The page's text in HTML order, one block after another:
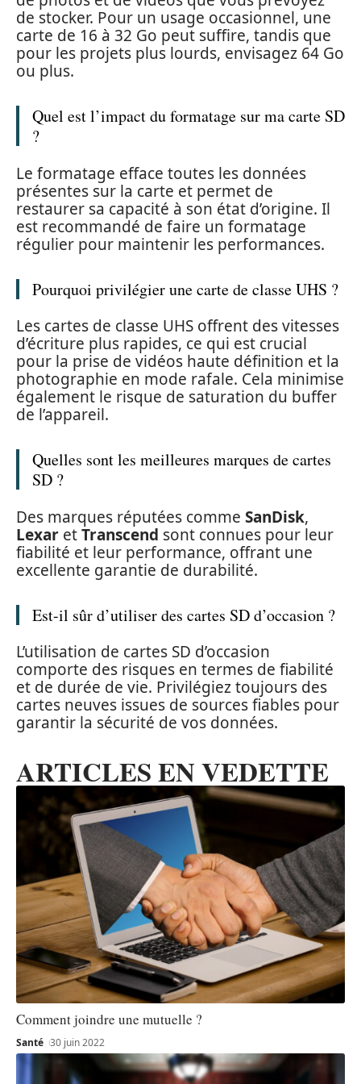
de stocker. Pour un usage occasionnel, une
carte de 16 à 32 Go peut suffire, tandis que
pour les projets plus lourds, envisagez 64 Go
ou plus.
Quel est l’impact du formatage sur ma carte SD
?
Le formatage efface toutes les données
présentes sur la carte et permet de
restaurer sa capacité à son état d’origine. Il
est recommandé de faire un formatage
régulier pour maintenir les performances.
Pourquoi privilégier une carte de classe UHS ?
Les cartes de classe UHS offrent des vitesses
d’écriture plus rapides, ce qui est crucial
pour la prise de vidéos haute définition et la
photographie en mode rafale. Cela minimise
également le risque de saturation du buffer
de l’appareil.
Quelles sont les meilleures marques de cartes
SD ?
Des marques réputées comme SanDisk,
Lexar etTranscend sont connues pour leur
fiabilité et leur performance, offrant une
excellente garantie de durabilité.
Est-il sûr d’utiliser des cartes SD d’occasion ?
L’utilisation de cartes SD d’occasion
comporte des risques en termes de fiabilité
et de durée de vie. Privilégiez toujours des
cartes neuves issues de sources fiables pour
garantir la sécurité de vos données.
ARTICLES EN VEDETTE
Comment joindre une mutuelle ?
Santé 30 juin 2022